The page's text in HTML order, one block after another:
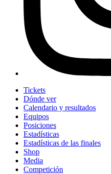
Tickets
Dónde ver
Calendario y resultados
Equipos
Posiciones
Estadísticas
Estadísticas de las finales
Shop
Media
Competición